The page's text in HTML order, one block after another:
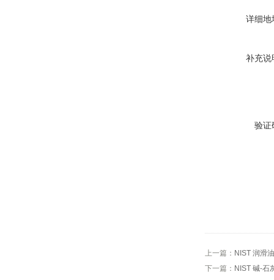
详细地
补充说
验证
上一篇： NIST 润滑
下一篇： NIST 碱-石